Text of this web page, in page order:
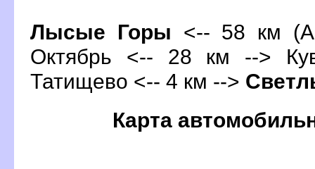
Лысые Горы <-- 58 км
Октябрь <-- 28 км -->
Татищево <-- 4 км -->
Карта